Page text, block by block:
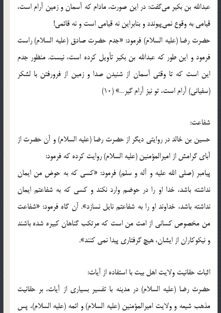
عبدالله بن بکیر می‌گفت: در این صورت، مادام که آسمان و زمین آرام است،
قیامی به وقوع نمی‌پیوندد و بنابراین نه قیامی است و نه قائمی!
حضرت رضا (علیه السلام) فرمود: «جدم حضرت صادق (علیه السلام) راست
فرمود و این طور که عبدالله بن بکیر تأویل کرده است، نیست. منظور جدم
این است که تا وقتی آسمان از شنیدن صدا و زمین از فرورفتن با لشکر
(سفیانی) آرام است، تو نیز آرام گیر…» (10)
شفاعت:
حسین بن خالد در روایتی دیگر از حضرت رضا (علیه السلام) و آن حضرت از
آبای گرامش از امیرالمؤمنین (علیه السلام) روایت کرده که فرمود:
پیامبر (صلی الله علیه و آله و سلم) فرمود: «کسی که به حوض من ایمان
نداشته باشد، خدا او را در حوضم وارد نکند و کسی که به شفاعتم ایمان
نداشته باشد، خداوند او را به شفاعتم نایل نسازد». آن گاه فرمود: «شفاعت
من مخصوص کسانی از امت من است که مرتکب گناهان کبیره شده باشند
و نیکوکاران از ایشان، هیچ گرفتاری پیدا نمی کنند».
اثبات حقانیت ولایت اهل بیت با استفاده از آیات:
حضرت رضا (علیه السلام) در مدینه با تفسیر بسیاری از آیات، بر حقانیت
مذهب شیعه و ولایت امیرالمؤمنین (علیه السلام) و ائمه (علیه السلام)، پس